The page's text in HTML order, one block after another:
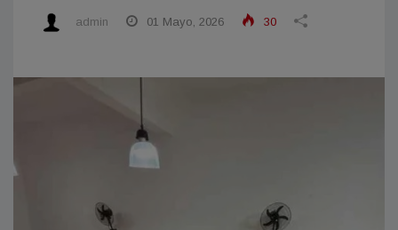
admin 01 Mayo, 2026 30